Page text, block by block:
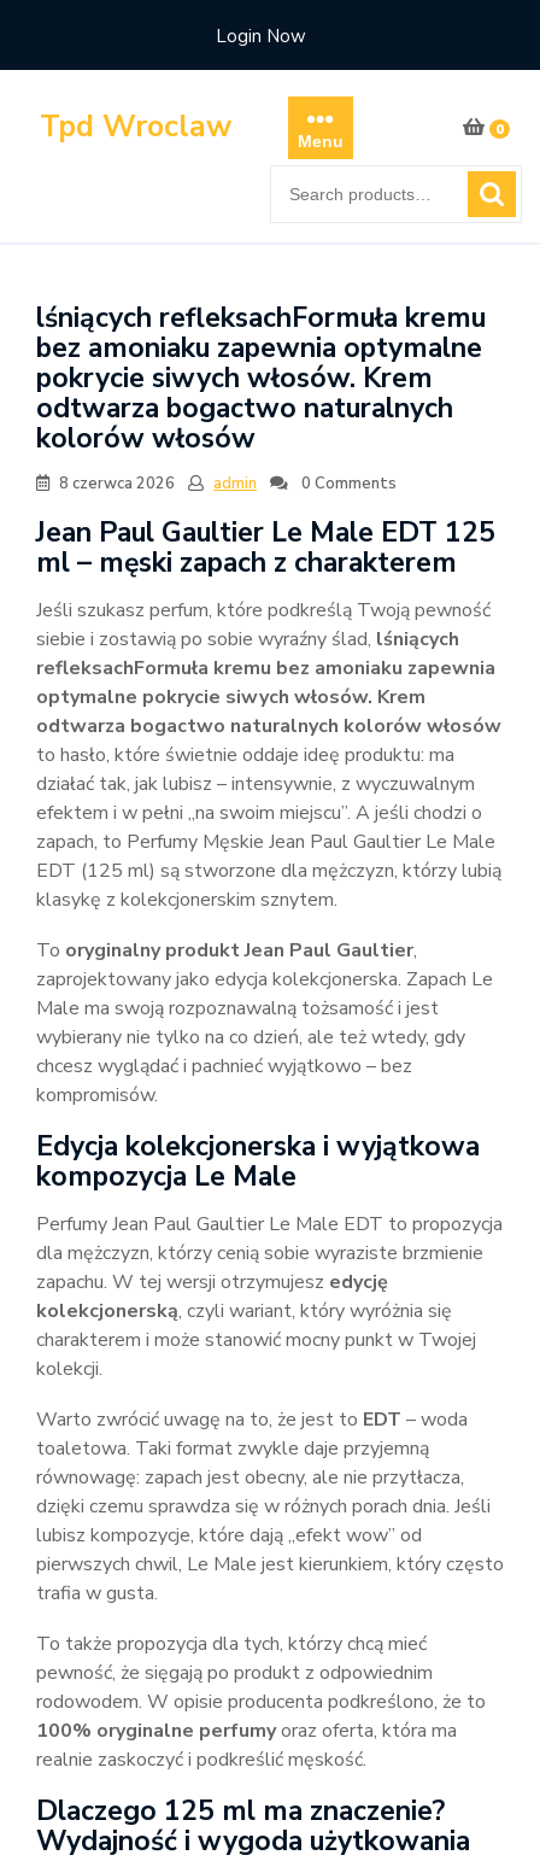
content
Login Now
Tpd Wroclaw Menu
0
for:
lśniących refleksachFormuła kremu
bez amoniaku zapewnia optymalne
pokrycie siwych włosów. Krem
odtwarza bogactwo naturalnych
kolorów włosów
8 czerwca 2026 admin 0 Comments
Jean Paul Gaultier Le Male EDT 125
ml – męski zapach z charakterem
Jeśli szukasz perfum, które podkreślą Twoją pewność
siebie i zostawią po sobie wyraźny ślad, lśniących
refleksachFormuła kremu bez amoniaku zapewnia
optymalne pokrycie siwych włosów. Krem
odtwarza bogactwo naturalnych kolorów włosów
to hasło, które świetnie oddaje ideę produktu: ma
działać tak, jak lubisz – intensywnie, z wyczuwalnym
efektem i w pełni „na swoim miejscu”. A jeśli chodzi o
zapach, to Perfumy Męskie Jean Paul Gaultier Le Male
EDT (125 ml) są stworzone dla mężczyzn, którzy lubią
klasykę z kolekcjonerskim sznytem.
To oryginalny produkt Jean Paul Gaultier,
zaprojektowany jako edycja kolekcjonerska. Zapach Le
Male ma swoją rozpoznawalną tożsamość i jest
wybierany nie tylko na co dzień, ale też wtedy, gdy
chcesz wyglądać i pachnieć wyjątkowo – bez
kompromisów.
Edycja kolekcjonerska i wyjątkowa
kompozycja Le Male
Perfumy Jean Paul Gaultier Le Male EDT to propozycja
dla mężczyzn, którzy cenią sobie wyraziste brzmienie
zapachu. W tej wersji otrzymujesz edycję
kolekcjonerską, czyli wariant, który wyróżnia się
charakterem i może stanowić mocny punkt w Twojej
kolekcji.
Warto zwrócić uwagę na to, że jest to EDT – woda
toaletowa. Taki format zwykle daje przyjemną
równowagę: zapach jest obecny, ale nie przytłacza,
dzięki czemu sprawdza się w różnych porach dnia. Jeśli
lubisz kompozycje, które dają „efekt wow” od
pierwszych chwil, Le Male jest kierunkiem, który często
trafia w gusta.
To także propozycja dla tych, którzy chcą mieć
pewność, że sięgają po produkt z odpowiednim
rodowodem. W opisie producenta podkreślono, że to
100% oryginalne perfumyoraz oferta, która ma
realnie zaskoczyć i podkreślić męskość.
Dlaczego 125 ml ma znaczenie?
Wydajność i wygoda użytkowania